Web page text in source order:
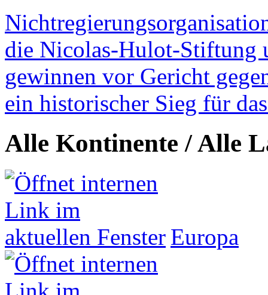
die Nicolas-Hulot-Stiftung
gewinnen vor Gericht
ein historischer Sieg für
Alle Kontinente / Alle
Europa